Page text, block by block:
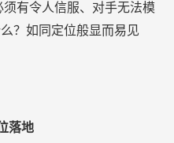
有令人信服、对手无法模
？如同定位般显而易见
落地